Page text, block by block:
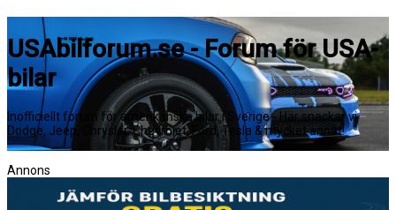
USAbilforum.se - Forum för USA-
bilar
Inofficiellt forum för amerikanska bilar i Sverige - Här snackar vi
Dodge, Jeep, Chrysler, Chevrolet, Ford, Tesla & mycket annat!
Annons